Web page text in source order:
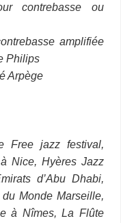
contrebasse ou
amplifiée
Philips
Arpège
Free jazz festival,
Nice, Hyères Jazz
d’Abu Dhabi,
Monde Marseille,
à Nîmes, La Flûte